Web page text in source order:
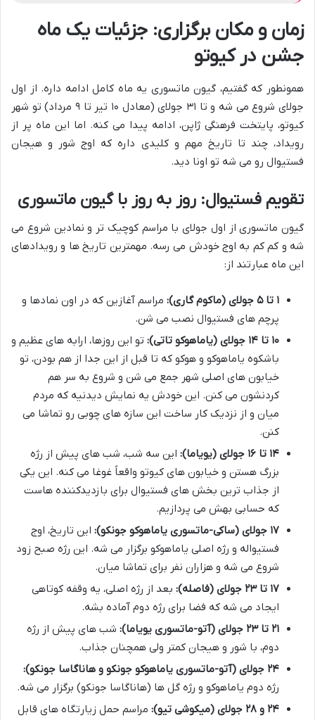
زمان و مکان برگزاری: جزئیات یک ماه
جشن در کیوتو
همونطور که گفتیم، گیون ماتسوری یه ماه کامل ادامه داره. از اول
جولای شروع می شه و تا ۳۱ جولای (معادل ۱۰ تیر تا ۹ مرداد) تو شهر
کیوتو، پایتخت فرهنگی ژاپن، ادامه پیدا می کنه. اما این ماه پر از
رویداد، چند تا تاریخ مهم و کلیدی داره که اوج شور و هیجان
فستیوال رو می شه تو اونا دید.
تقویم فستیوال: روز به روز با گیون ماتسوری
گیون ماتسوری از اول جولای با مراسم کوچیک تر و نمادین شروع می
شه و کم کم به اوج خودش می رسه. مهمترین تاریخ ها و رویدادهای
این ماه عبارتند از:
۱ تا ۵ جولای (ماکوم گاری):
مراسم آغازین که در اون نمادها و
پرچم های فستیوال نصب می شن.
۱۰ تا ۱۴ جولای (یاماهوکو تاتی):
تو این روزها، ارابه های عظیم و
باشکوه یاماهوکو و هوکو که تا قبل از این جدا از هم بودن، تو
خیابون های اصلی شهر جمع می شن و شروع به سر هم
کردنشون می کنن. این خودش یه نمایش دیدنیه که مردم
میان و از نزدیک کار ساخت این سازه های چوبی رو تماشا می
کنن.
۱۴ تا ۱۶ جولای (یویاما):
این سه شب، شب های پیش از رژه
بزرگ هستن و خیابون های کیوتو واقعاً غوغا می کنه. این یکی
از جذاب ترین بخش های فستیوال برای بازدیدکننده هاست
که حسابی بهش می پردازیم.
۱۷ جولای (ساکی-ماتسوری یاماهوکو جونکو):
این تاریخ، اوج
فستیواله و رژه اصلی یاماهوکو برگزار می شه. این رژه صبح زود
شروع می شه و هزاران نفر برای تماشا میان.
۱۷ تا ۲۳ جولای (فاصله):
بعد از رژه اصلی، یه وقفه کوتاهی
ایجاد می شه که فضا برای رژه دوم آماده بشه.
۲۱ تا ۲۳ جولای (آتو-ماتسوری یویاما):
شب های پیش از رژه
دوم، با شور و هیجان کمتر ولی همچنان جذاب.
۲۴ جولای (آتو-ماتسوری یاماهوکو جونکو و هاناگاسا جونکو):
رژه دوم یاماهوکو و رژه گل ها (هاناگاسا جونکو) برگزار می شه.
۲۴ و ۲۸ جولای (میکوشی تیو):
مراسم حمل زیارتگاه های قابل